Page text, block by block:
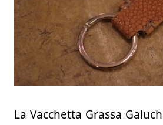
La Vacchetta Grassa